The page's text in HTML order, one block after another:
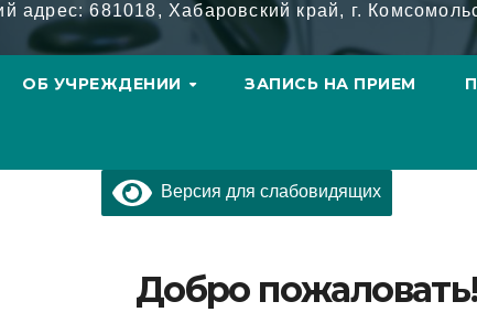
адрес: 681018, Хабаровский край, г.
ОБ УЧРЕЖДЕНИИ ЗАПИСЬ НА ПРИЕМ
Версия для слабовидящих
Добро пожаловать!